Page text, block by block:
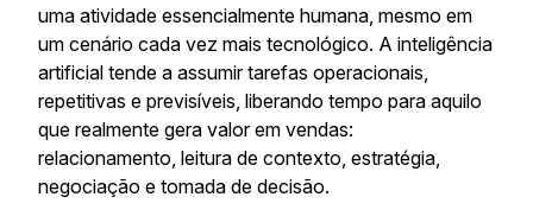
uma atividade essencialmente humana, mesmo em
um cenário cada vez mais tecnológico. A inteligência
artificial tende a assumir tarefas operacionais,
repetitivas e previsíveis, liberando tempo para aquilo
que realmente gera valor em vendas:
relacionamento, leitura de contexto, estratégia,
negociação e tomada de decisão.